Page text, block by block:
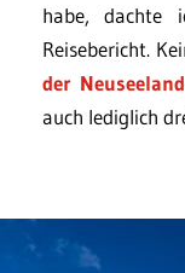
habe, dachte
Reisebericht.
der
auch lediglich